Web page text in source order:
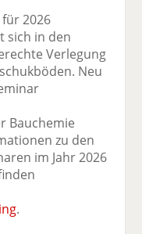
2026
sich in den
Verlegung
Neu
Bauchemie
zu den
im Jahr 2026
.